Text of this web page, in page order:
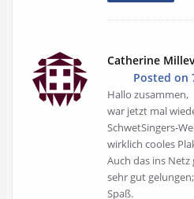
Catherine
Posted on
Hallo zusammen,
war jetzt mal
SchwetSingers-
wirklich cooles
Auch das ins
sehr gut
Spaß.